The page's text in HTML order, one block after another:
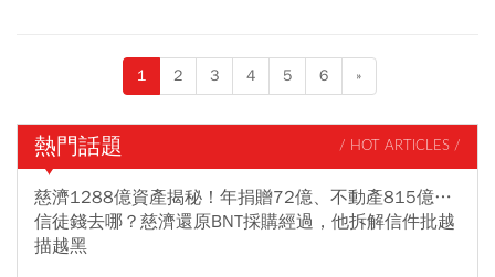
1 2 3 4 5 6 »
熱門話題 / HOT ARTICLES /
慈濟1288億資產揭秘！年捐贈72億、不動產815億…
信徒錢去哪？慈濟還原BNT採購經過，他拆解信件批越
描越黑